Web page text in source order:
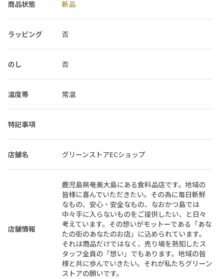
商品状態 新品
ラッピング 否
のし 否
温度帯 常温
特記事項
店舗名 グリーンストアECショップ
店舗情報
鹿児島県奄美大島にある食料品店です。地域の
皆様に喜んでいただきたい。その為に毎日新鮮
なもの、安心・安全なもの、なおかつ島では
中々手に入らないものをご提供したい、と日々
考えています。その想いがモットーである「あな
たの街のあなたのお店」に込められています。
それは商品だけではなく、売り場を熟知したス
タッフ全員の「想い」でもあります。地域の皆
様と共に歩んでいきたい。それが私たちグリーン
ストアの願いです。